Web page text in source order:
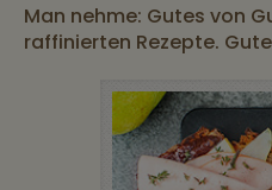
Man nehme: Gutes von
raffinierten Rezepte.